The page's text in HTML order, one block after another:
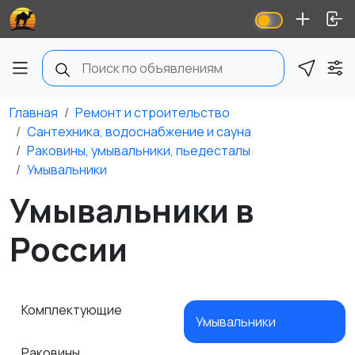
Главная
Ремонт и строительство
Сантехника, водоснабжение и сауна
Раковины, умывальники, пьедесталы
Умывальники
Умывальники в
России
Комплектующие
Умывальники